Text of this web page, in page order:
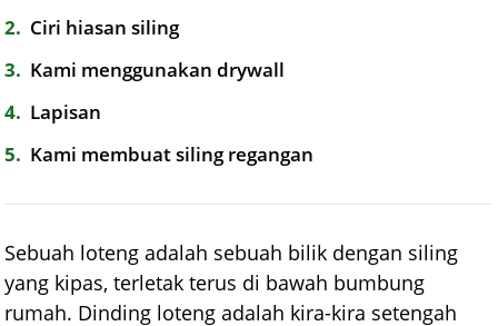
2
Ciri hiasan siling
3
Kami menggunakan drywall
4
Lapisan
5
Kami membuat siling regangan
Sebuah loteng adalah sebuah bilik dengan siling
yang kipas, terletak terus di bawah bumbung
rumah. Dinding loteng adalah kira-kira setengah